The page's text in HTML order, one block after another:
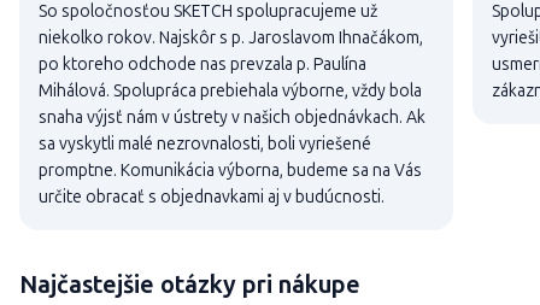
So spoločnosťou SKETCH spolupracujeme už
niekolko rokov. Najskôr s p. Jaroslavom Ihnačákom,
po ktoreho odchode nas prevzala p. Paulína
Mihálová. Spolupráca prebiehala výborne, vždy bola
snaha výjsť nám v ústrety v našich objednávkach. Ak
sa vyskytli malé nezrovnalosti, boli vyriešené
promptne. Komunikácia výborna, budeme sa na Vás
určite obracať s objednavkami aj v budúcnosti.
Najčastejšie otázky pri nákupe